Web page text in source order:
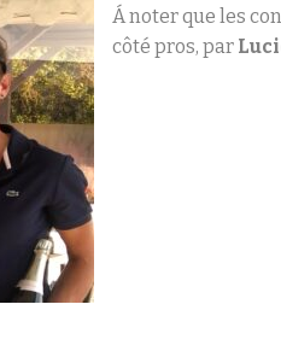
Á noter que les
côté pros, par